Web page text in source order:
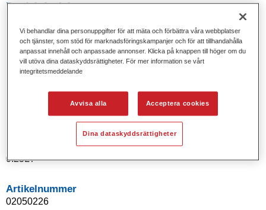
Produktfunktioner
Appliceras i ett enda steg (One Visit Application).
Kan härdas.
Hög täckning.
Lämplig för alla klimatförhållanden.
Product Variant
0.25LT
Artikelnummer
02050226
Vi behandlar dina personuppgifter för att mäta och förbättra våra webbplatser
och tjänster, som stöd för marknadsföringskampanjer och för att tillhandahålla
anpassat innehåll och anpassade annonser. Klicka på knappen till höger om du
vill utöva dina dataskyddsrättigheter. För mer information se vårt
integritetsmeddelande
Avvisa alla Acceptera cookies
Dina dataskyddsrättigheter